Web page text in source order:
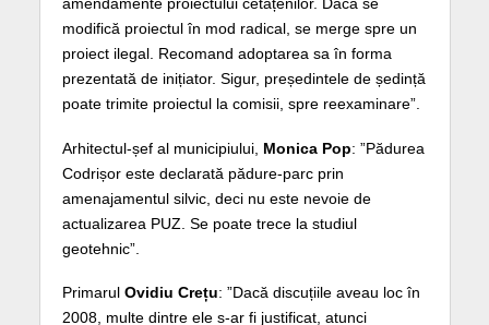
modifică proiectul în mod radical, se merge spre un
proiect ilegal. Recomand adoptarea sa în forma
prezentată de inițiator. Sigur, președintele de ședință
poate trimite proiectul la comisii, spre reexaminare”.
Arhitectul-șef al municipiului, Monica Pop: ”Pădurea
Codrișor este declarată pădure-parc prin
amenajamentul silvic, deci nu este nevoie de
actualizarea PUZ. Se poate trece la studiul
geotehnic”.
Primarul Ovidiu Crețu: ”Dacă discuțiile aveau loc în
2008, multe dintre ele s-ar fi justificat, atunci